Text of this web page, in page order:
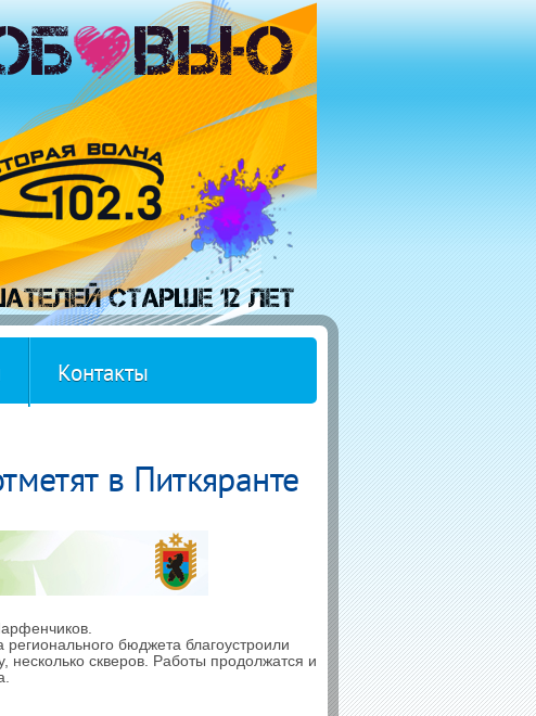
Контакты
в Питкяранте
бюджета благоустроили
скверов. Работы продолжатся и